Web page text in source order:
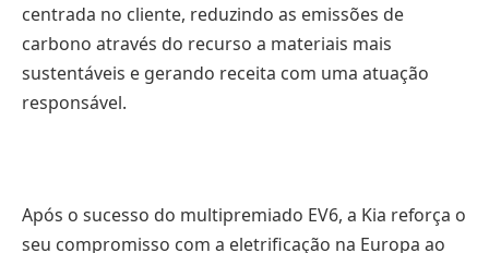
centrada no cliente, reduzindo as emissões de
carbono através do recurso a materiais mais
sustentáveis e gerando receita com uma atuação
responsável.
Após o sucesso do multipremiado EV6, a Kia reforça o
seu compromisso com a eletrificação na Europa ao